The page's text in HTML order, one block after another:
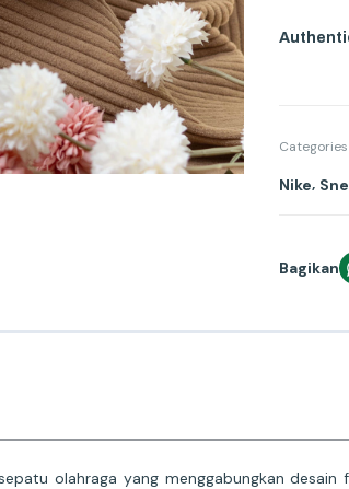
Categories
Nike,
Bagikan
olahraga yang menggabungkan